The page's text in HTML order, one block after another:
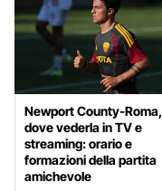
Newport County-Roma,
dove vederla in TV e
streaming: orario e
formazioni della partita
amichevole